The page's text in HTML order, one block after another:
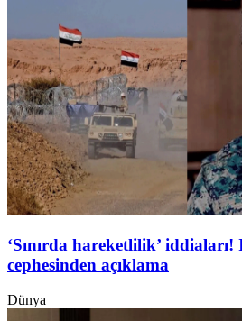
‘Sınırda hareketlilik’
cephesinden açıklama
Dünya